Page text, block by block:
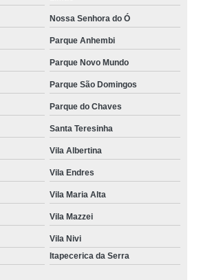
Nossa Senhora do Ó
Parque Anhembi
Parque Novo Mundo
Parque São Domingos
Parque do Chaves
Santa Teresinha
Vila Albertina
Vila Endres
Vila Maria Alta
Vila Mazzei
Vila Nivi
Itapecerica da Serra